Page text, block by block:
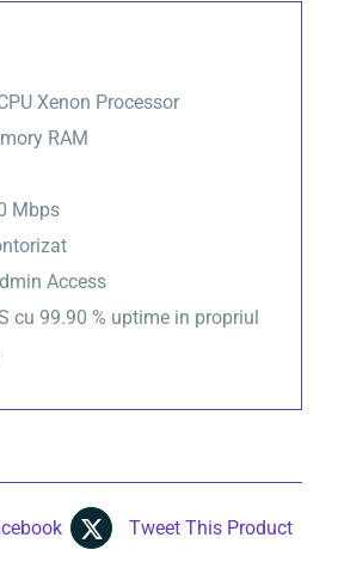
Xenon Processor
RAM
Mbps
Access
cu 99.90 % uptime in propriul
Tweet This Product